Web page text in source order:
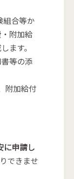
組合等か
附加給
ます。
等の添
附加給付
に申請し
できませ